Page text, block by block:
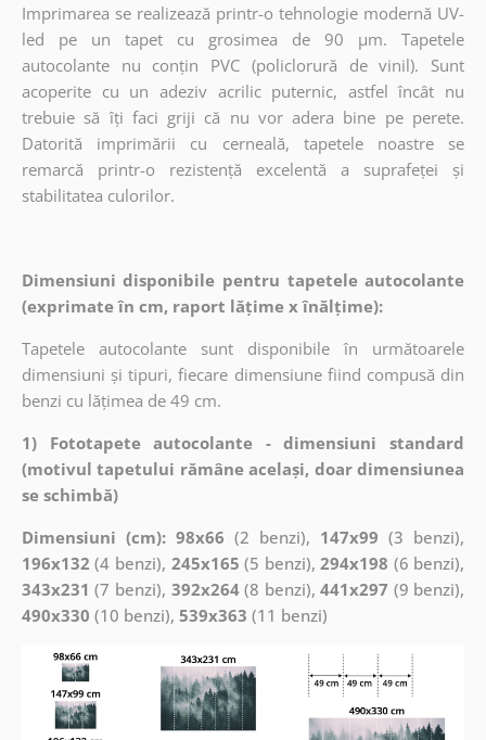
Imprimarea se realizează printr-o tehnologie modernă UV-
led pe un tapet cu grosimea de 90 µm. Tapetele
autocolante nu conțin PVC (policlorură de vinil). Sunt
acoperite cu un adeziv acrilic puternic, astfel încât nu
trebuie să îți faci griji că nu vor adera bine pe perete.
Datorită imprimării cu cerneală, tapetele noastre se
remarcă printr-o rezistență excelentă a suprafeței și
stabilitatea culorilor.
Dimensiuni disponibile pentru tapetele autocolante
(exprimate în cm, raport lățime x înălțime):
Tapetele autocolante sunt disponibile în următoarele
dimensiuni și tipuri, fiecare dimensiune fiind compusă din
benzi cu lățimea de 49 cm.
1) Fototapete autocolante - dimensiuni standard
(motivul tapetului rămâne același, doar dimensiunea
se schimbă)
Dimensiuni (cm): 98x66 (2 benzi), 147x99 (3 benzi),
196x132 (4 benzi), 245x165 (5 benzi),294x198 (6 benzi),
343x231 (7 benzi), 392x264(8 benzi),441x297 (9 benzi),
490x330 (10 benzi), 539x363 (11 benzi)